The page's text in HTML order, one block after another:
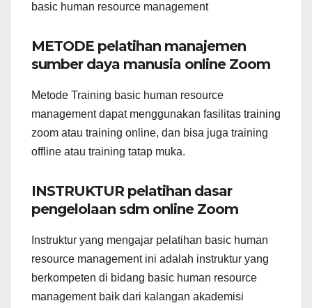
basic human resource management
METODE pelatihan manajemen
sumber daya manusia online Zoom
Metode Training basic human resource
management dapat menggunakan fasilitas training
zoom atau training online, dan bisa juga training
offline atau training tatap muka.
INSTRUKTUR pelatihan dasar
pengelolaan sdm online Zoom
Instruktur yang mengajar pelatihan basic human
resource management ini adalah instruktur yang
berkompeten di bidang basic human resource
management baik dari kalangan akademisi